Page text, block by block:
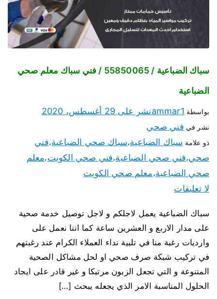
سباك الضباعية / 55850065 / فني سباك معلم صحي
الضباعية
بواسطة ammar1نشر على 29 أغسطس، 2020
نشر في فني صحي
ذو علامة سباك الضباعية،سباك صحي الضباعية،فني
صحي،فني صحي الضباعية،فني صحي الكويت،معلم
صحي الضباعية،معلم صحي الكويت
لا تعليقات
سباك الضباعية يعمل لاجلكم و لاجل توصيل خدمة صحية
على مدار الاربع و العشرين ساعة كما اننا نعمل على
وارديات رغبة منا في تلبية نداء العملاء الكرام عند رغبتهم
في تركيب شبكة صرف صحي او لحل مشاكل الصحية
المتنوعة و التي تجعل الزبون مرتبكا و غير قادر على ايجاد
الحلول المناسبة الامر الذي يجعله يبحث […]